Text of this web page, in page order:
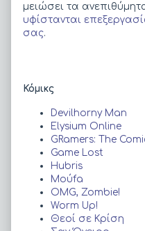
μειώσει τα
υφίστανται
σας.
Primary
Sidebar
Κόμικς
Devilhorny Man
Elysium Online
GRamers: The
Game Lost
Hubris
Moύfa
OMG, Zombie!
Worm Up!
Θεοί σε Κρίση